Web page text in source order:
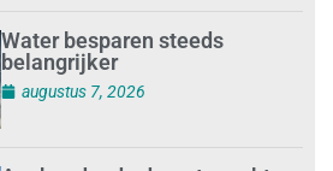
Water besparen steeds
belangrijker
augustus 7, 2026